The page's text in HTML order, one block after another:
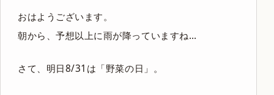
おはようございます。
朝から、予想以上に雨が降っていますね…
さて、明日8/31は「野菜の日」。